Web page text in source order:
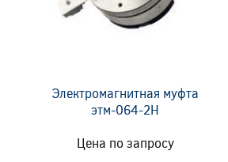
Электромагнитная муфта
этм-064-2Н
Цена по запросу